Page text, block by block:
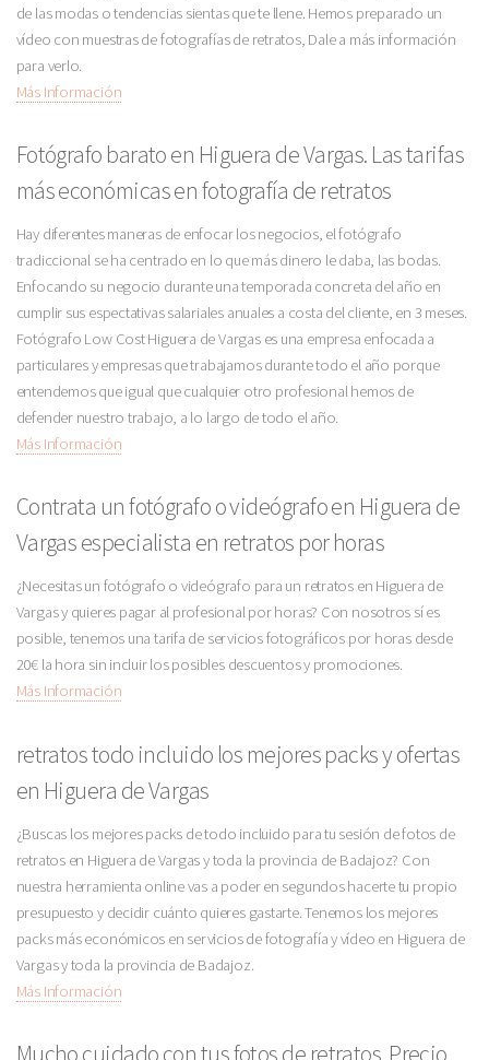
de las modas o tendencias sientas que te llene. Hemos preparado un
vídeo con muestras de fotografías de retratos, Dale a más información
para verlo.
Más Información
Fotógrafo barato en Higuera de Vargas. Las tarifas
más económicas en fotografía de retratos
Hay diferentes maneras de enfocar los negocios, el fotógrafo
tradiccional se ha centrado en lo que más dinero le daba, las bodas.
Enfocando su negocio durante una temporada concreta del año en
cumplir sus espectativas salariales anuales a costa del cliente, en 3 meses.
Fotógrafo Low Cost Higuera de Vargas es una empresa enfocada a
particulares y empresas que trabajamos durante todo el año porque
entendemos que igual que cualquier otro profesional hemos de
defender nuestro trabajo, a lo largo de todo el año.
Más Información
Contrata un fotógrafo o videógrafo en Higuera de
Vargas especialista en retratos por horas
¿Necesitas un fotógrafo o videógrafo para un retratos en Higuera de
Vargas y quieres pagar al profesional por horas? Con nosotros sí es
posible, tenemos una tarifa de servicios fotográficos por horas desde
20€ la hora sin incluir los posibles descuentos y promociones.
Más Información
retratos todo incluido los mejores packs y ofertas
en Higuera de Vargas
¿Buscas los mejores packs de todo incluido para tu sesión de fotos de
retratos en Higuera de Vargas y toda la provincia de Badajoz? Con
nuestra herramienta online vas a poder en segundos hacerte tu propio
presupuesto y decidir cuánto quieres gastarte. Tenemos los mejores
packs más económicos en servicios de fotografía y vídeo en Higuera de
Vargas y toda la provincia de Badajoz.
Más Información
Mucho cuidado con tus fotos de retratos. Precio